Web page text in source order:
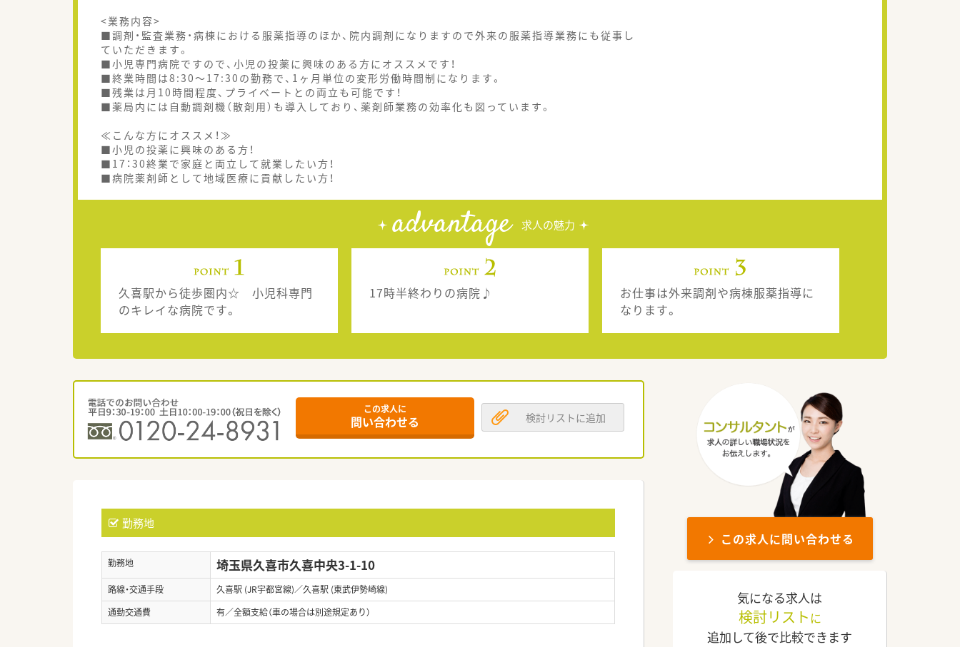
<業務内容>
■調剤・監査業務・病棟における服薬指導のほか、院内調剤になりますので外来の服薬指導業務にも従事し
ていただきます。
■小児専門病院ですので、小児の投薬に興味のある方にオススメです！
■終業時間は8:30～17:30の勤務で、1ヶ月単位の変形労働時間制になります。
■残業は月10時間程度、プライベートとの両立も可能です！
■薬局内には自動調剤機（散剤用）も導入しており、薬剤師業務の効率化も図っています。
≪こんな方にオススメ！≫
■小児の投薬に興味のある方！
■17：30終業で家庭と両立して就業したい方！
■病院薬剤師として地域医療に貢献したい方！
advantage 求人の魅力
久喜駅から徒歩圏内☆ 小児科専門
のキレイな病院です。
17時半終わりの病院♪
お仕事は外来調剤や病棟服薬指導に
なります。
この求人に
問い合わせる 検討リストに追加
勤務地
勤務地 埼玉県久喜市久喜中央3-1-10
路線・交通手段
久喜駅 (JR宇都宮線)／久喜駅 (東武伊勢崎線)
通勤交通費
有／全額支給（車の場合は別途規定あり）
この求人に問い合わせる
気になる求人は
検討リスト に
追加して後で比較できます